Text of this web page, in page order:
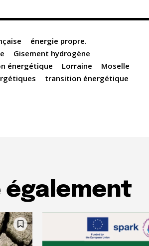
énergie propre.
Gisement hydrogène
énergétique Lorraine
Moselle
transition énergétique
également